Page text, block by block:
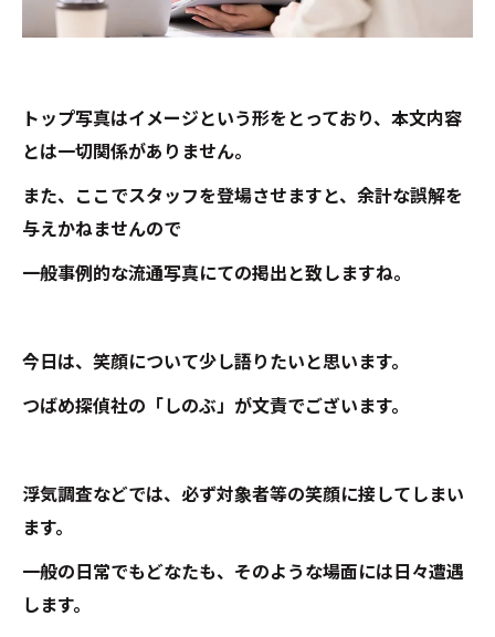
トップ写真はイメージという形をとっており、本文内容
とは一切関係がありません。
また、ここでスタッフを登場させますと、余計な誤解を
与えかねませんので
一般事例的な流通写真にての掲出と致しますね。
今日は、笑顔について少し語りたいと思います。
つばめ探偵社の「しのぶ」が文責でございます。
浮気調査などでは、必ず対象者等の笑顔に接してしまい
ます。
一般の日常でもどなたも、そのような場面には日々遭遇
します。